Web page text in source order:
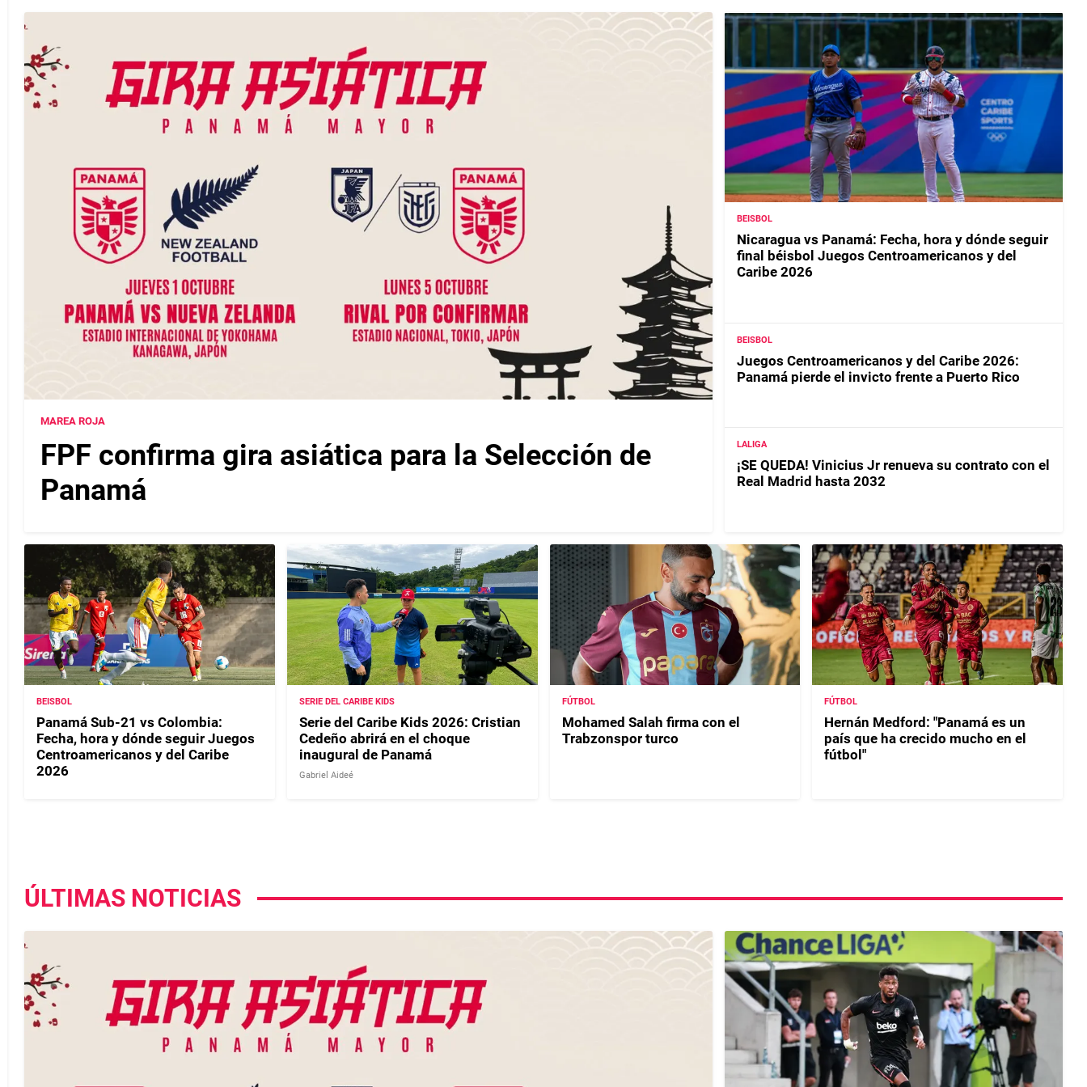
MAREA ROJA
FPF confirma gira asiática para la Selección de
Panamá
BEISBOL
Nicaragua vs Panamá: Fecha, hora y dónde seguir
final béisbol Juegos Centroamericanos y del
Caribe 2026
BEISBOL
Juegos Centroamericanos y del Caribe 2026:
Panamá pierde el invicto frente a Puerto Rico
LALIGA
¡SE QUEDA! Vinicius Jr renueva su contrato con el
Real Madrid hasta 2032
BEISBOL
Panamá Sub-21 vs Colombia:
Fecha, hora y dónde seguir Juegos
Centroamericanos y del Caribe
2026
SERIE DEL CARIBE KIDS
Serie del Caribe Kids 2026: Cristian
Cedeño abrirá en el choque
inaugural de Panamá
Gabriel Aideé
FÚTBOL
Mohamed Salah firma con el
Trabzonspor turco
FÚTBOL
Hernán Medford: "Panamá es un
país que ha crecido mucho en el
fútbol"
ÚLTIMAS NOTICIAS